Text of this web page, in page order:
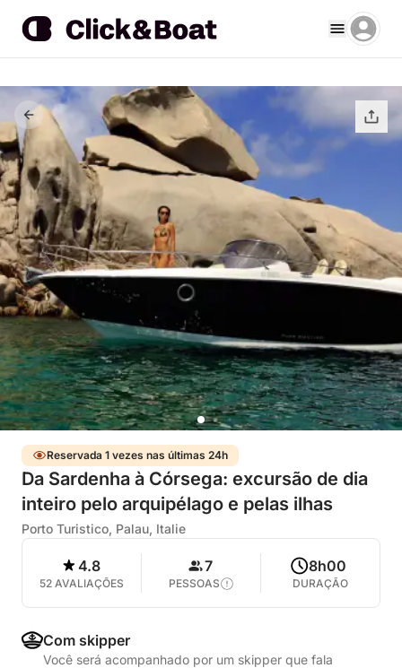
Reservada 1 vezes nas últimas 24h
Da Sardenha à Córsega: excursão de dia
inteiro pelo arquipélago e pelas ilhas
Porto Turistico, Palau, Italie
4.8
52 AVALIAÇÕES
7
PESSOAS
8h00
DURAÇÃO
Com skipper
Você será acompanhado por um skipper que fala